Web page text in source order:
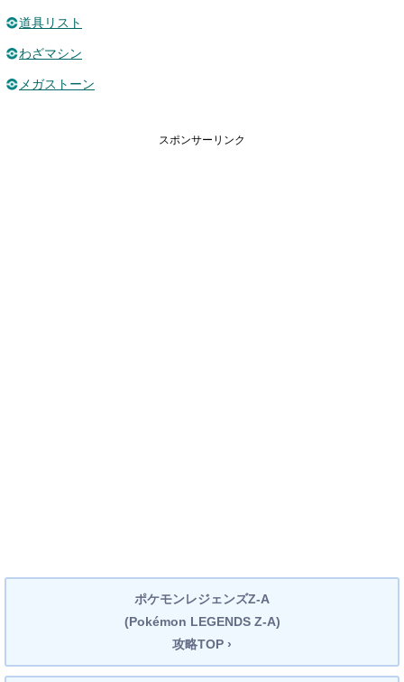
道具リスト
わざマシン
メガストーン
スポンサーリンク
ポケモンレジェンズZ-A
(Pokémon LEGENDS Z-A)
攻略TOP ›